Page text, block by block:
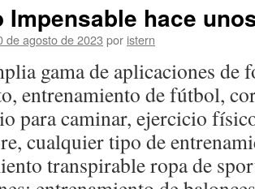
Impensable hace
de agosto de 2023 por istern
gama de aplicaciones
entrenamiento de fútbol,
para caminar, ejercicio
cualquier tipo de
transpirable ropa de